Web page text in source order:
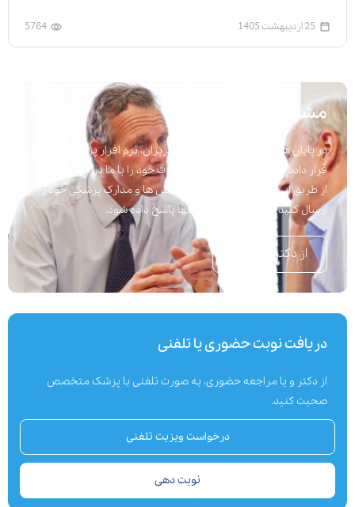
25 اردیبهشت 1405 5764
مشاوره پزشکی
در پایان هر مقاله برای راحتی شما عزیزان، نرم افزار پرسش و پاسخ
قرار داده شده است تا به راحتی سوالات خود را با ما در میان بگذارید.
از طریق این نرم افزار می توانید پرسش ها و مدارک پزشکی خود را
ارسال کنید تا در اسرع وقت به آنها پاسخ داده شود.
از دکتر بپرسید
دریافت نوبت حضوری یا تلفنی
از دکتر و یا مراجعه حضوری، به صورت تلفنی با پزشک متخصص
صحبت کنید.
درخواست ویزیت تلفنی
نوبت دهی